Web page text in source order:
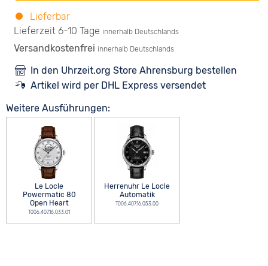
Lieferbar
Lieferzeit 6-10 Tage innerhalb Deutschlands
Versandkostenfrei innerhalb Deutschlands
In den Uhrzeit.org Store Ahrensburg bestellen
Artikel wird per DHL Express versendet
Weitere Ausführungen:
Le Locle
Powermatic 80
Open Heart
T006.407.16.033.01
Herrenuhr Le Locle
Automatik
T006.407.16.053.00